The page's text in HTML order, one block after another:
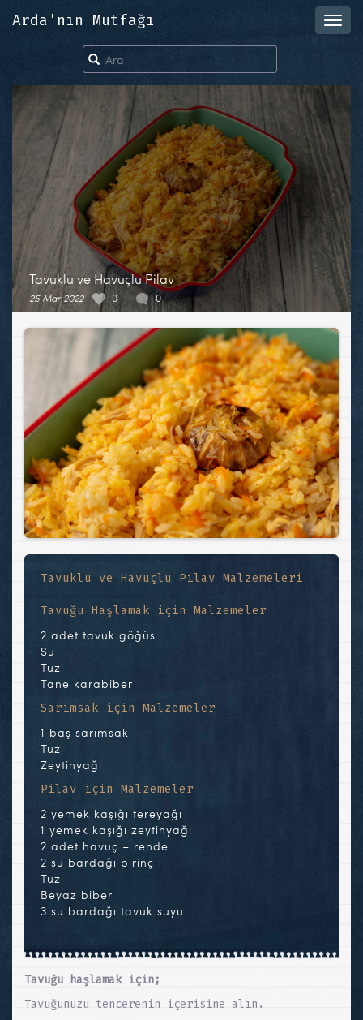
Arda'nın Mutfağı
Tavuklu ve Havuçlu Pilav
25 Mar 2022 0 0
Tavuklu ve Havuçlu Pilav Malzemeleri
Tavuğu Haşlamak için Malzemeler
2 adet tavuk göğüs
Su
Tuz
Tane karabiber
Sarımsak için Malzemeler
1 baş sarımsak
Tuz
Zeytinyağı
Pilav için Malzemeler
2 yemek kaşığı tereyağı
1 yemek kaşığı zeytinyağı
2 adet havuç – rende
2 su bardağı pirinç
Tuz
Beyaz biber
3 su bardağı tavuk suyu
Tavuğu haşlamak için;
Tavuğunuzu tencerenin içerisine alın.